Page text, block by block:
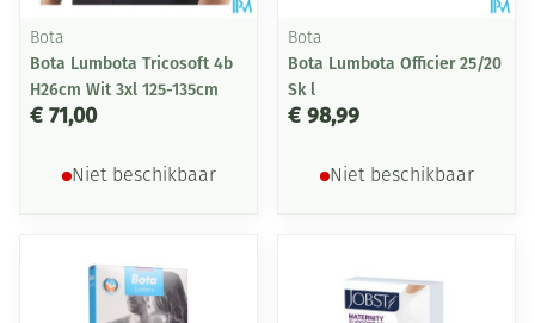
Bota
Bota Lumbota Tricosoft 4b
H26cm Wit 3xl 125-135cm
€ 71,00
Niet beschikbaar
Bota
Bota Lumbota Officier 25/20
Sk l
€ 98,99
Niet beschikbaar